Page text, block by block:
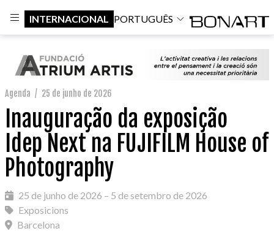
INTERNACIONAL PORTUGUÊS
Agenda / 25 de junho de 2026
Inauguração da exposição
Idep Next na FUJIFILM House of
Photography
25 de junho de 2026 – 5 de setembro de 2026
Exposicions
Barcelona